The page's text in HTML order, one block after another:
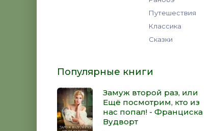
Путешествия
Классика
Сказки
Популярные книги
Замуж второй раз, или
Ещё посмотрим, кто из
нас попал! - Франциска
Вудворт